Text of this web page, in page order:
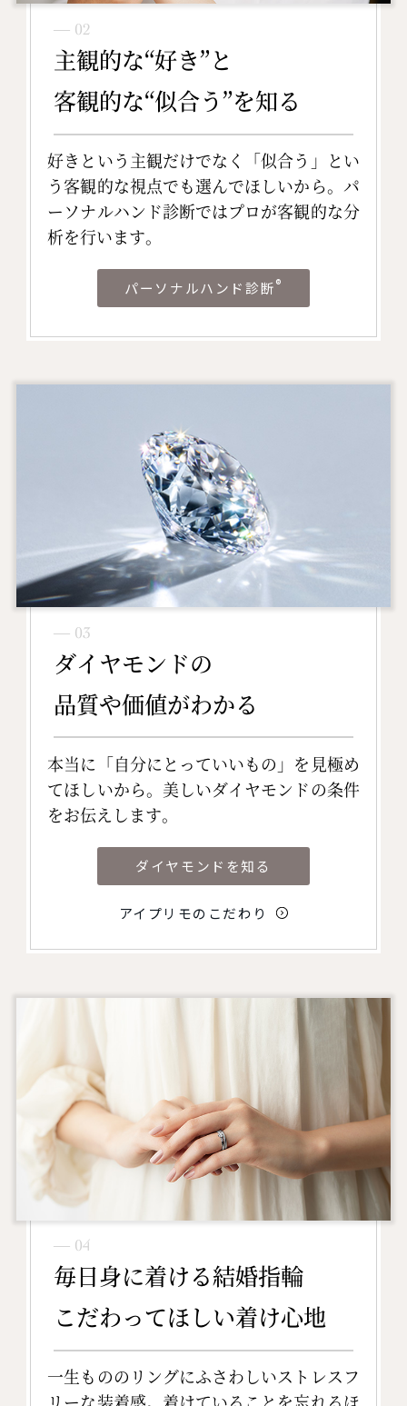
― 02
主観的な“好き”と
客観的な“似合う”を知る
好きという主観だけでなく「似合う」とい
う客観的な視点でも選んでほしいから。パ
ーソナルハンド診断ではプロが客観的な分
析を行います。
パーソナルハンド診断®
― 03
ダイヤモンドの
品質や価値がわかる
本当に「自分にとっていいもの」を見極め
てほしいから。美しいダイヤモンドの条件
をお伝えします。
ダイヤモンドを知る
アイプリモのこだわり
― 04
毎日身に着ける結婚指輪
こだわってほしい着け心地
一生もののリングにふさわしいストレスフ